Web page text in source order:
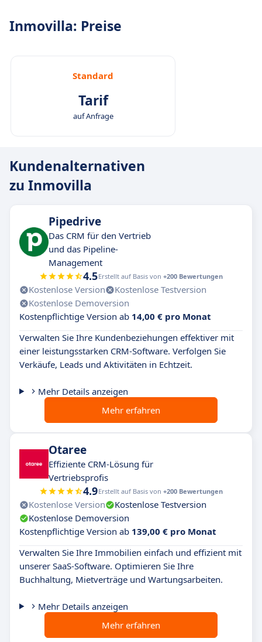
Inmovilla: Preise
Standard
Tarif
auf Anfrage
Kundenalternativen
zu Inmovilla
Pipedrive
Das CRM für den Vertrieb
und das Pipeline-
Management
4.5Erstellt auf Basis von +200 Bewertungen
Kostenlose Version
Kostenlose Testversion
Kostenlose Demoversion
Kostenpflichtige Version ab 14,00 € pro Monat
Verwalten Sie Ihre Kundenbeziehungen effektiver mit
einer leistungsstarken CRM-Software. Verfolgen Sie
Verkäufe, Leads und Aktivitäten in Echtzeit.
Mehr Details anzeigen
Mehr erfahren
Otaree
Effiziente CRM-Lösung für
Vertriebsprofis
4.9Erstellt auf Basis von +200 Bewertungen
Kostenlose Version
Kostenlose Testversion
Kostenlose Demoversion
Kostenpflichtige Version ab 139,00 € pro Monat
Verwalten Sie Ihre Immobilien einfach und effizient mit
unserer SaaS-Software. Optimieren Sie Ihre
Buchhaltung, Mietverträge und Wartungsarbeiten.
Mehr Details anzeigen
Mehr erfahren